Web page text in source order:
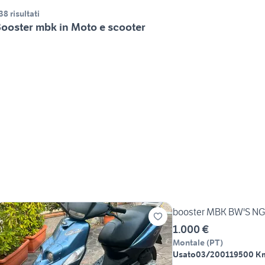
risultati
mbk in Moto e scooter
booster MBK BW'S
1.000 €
Montale (PT)
Usato03/200119500